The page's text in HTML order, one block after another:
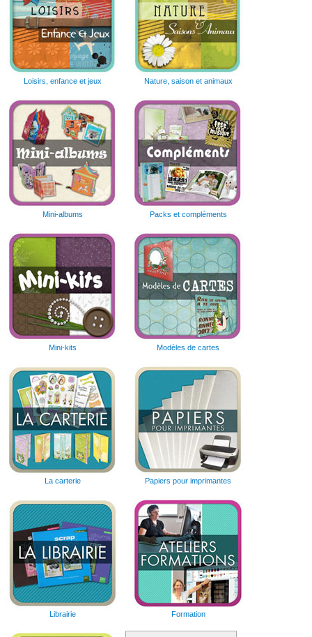
Loisirs, enfance et jeux Nature, saison et animaux
Mini-albums Packs et compléments
Mini-kits Modèles de cartes
La carterie Papiers pour imprimantes
Librairie Formation